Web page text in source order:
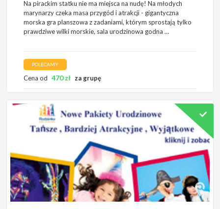
Na pirackim statku nie ma miejsca na nudę! Na młodych
marynarzy czeka masa przygód i atrakcji - gigantyczna
morska gra planszowa z zadaniami, którym sprostają tylko
prawdziwe wilki morskie, sala urodzinowa godna …
POLECAMY
Cena od 470zł za grupę